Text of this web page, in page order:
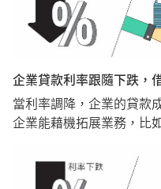
企業貸款利率跟隨下跌，
當利率調降，企業的貸款
企業能藉機拓展業務，比